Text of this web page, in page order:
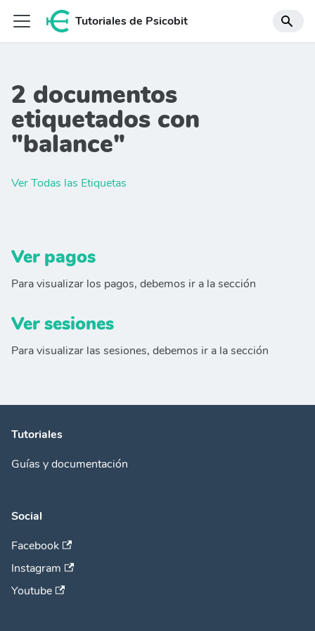
Tutoriales de Psicobit
2 documentos
etiquetados con
"balance"
Ver Todas las Etiquetas
Ver pagos
Para visualizar los pagos, debemos ir a la sección
Ver sesiones
Para visualizar las sesiones, debemos ir a la sección
Tutoriales
Guías y documentación
Social
Facebook
Instagram
Youtube